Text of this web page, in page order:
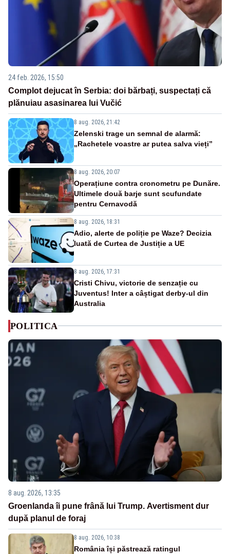
24 feb. 2026, 15:50
Complot dejucat în Serbia: doi bărbați, suspectați că
plănuiau asasinarea lui Vučić
8 aug. 2026, 21:42
Zelenski trage un semnal de alarmă:
„Rachetele voastre ar putea salva vieți”
8 aug. 2026, 20:07
Operațiune contra cronometru pe Dunăre.
Ultimele două barje sunt scufundate
pentru Cernavodă
8 aug. 2026, 18:31
Adio, alerte de poliție pe Waze? Decizia
luată de Curtea de Justiție a UE
8 aug. 2026, 17:31
Cristi Chivu, victorie de senzație cu
Juventus! Inter a câștigat derby-ul din
Australia
POLITICA
8 aug. 2026, 13:35
Groenlanda îi pune frână lui Trump. Avertisment dur
după planul de foraj
8 aug. 2026, 10:38
România își păstrează ratingul